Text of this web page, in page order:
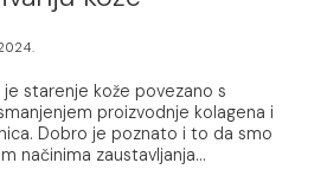
starenje kože povezano s
proizvodnje kolagena i
Dobro je poznato i to da smo
načinima zaustavljanja...